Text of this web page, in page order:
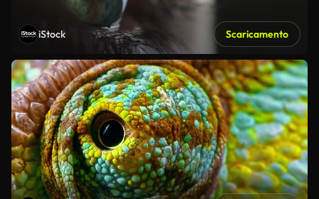
iStock Scaricamento